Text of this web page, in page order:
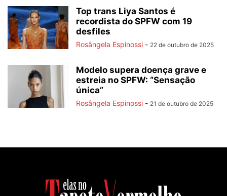
Top trans Liya Santos é
recordista do SPFW com 19
desfiles
Rosângela Espinossi - 22 de outubro de 2025
Modelo supera doença grave e
estreia no SPFW: “Sensação
única”
Rosângela Espinossi - 21 de outubro de 2025